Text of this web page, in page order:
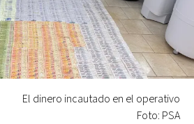
El dinero incautado en el operativo
Foto: PSA